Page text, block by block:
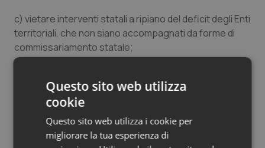
c) vietare interventi statali a ripiano del deficit degli Enti
territoriali, che non siano accompagnati da forme di
commissariamento statale;
territoriali in grado di favorire la responsabilizzazione
sulla spesa, anche per mezzo del Senato delle
Regioni;
e) includere nel terzo comma dell’art. 117 materie che
Questo sito web utilizza
cookie
Questo sito web utilizza i cookie per
migliorare la tua esperienza di